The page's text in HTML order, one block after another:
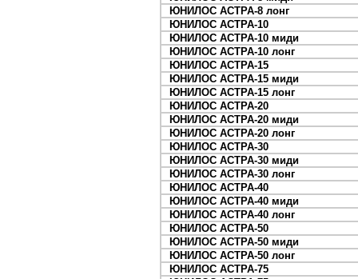
ЮНИЛОС АСТРА-8 лонг
ЮНИЛОС АСТРА-10
ЮНИЛОС АСТРА-10 миди
ЮНИЛОС АСТРА-10 лонг
ЮНИЛОС АСТРА-15
ЮНИЛОС АСТРА-15 миди
ЮНИЛОС АСТРА-15 лонг
ЮНИЛОС АСТРА-20
ЮНИЛОС АСТРА-20 миди
ЮНИЛОС АСТРА-20 лонг
ЮНИЛОС АСТРА-30
ЮНИЛОС АСТРА-30 миди
ЮНИЛОС АСТРА-30 лонг
ЮНИЛОС АСТРА-40
ЮНИЛОС АСТРА-40 миди
ЮНИЛОС АСТРА-40 лонг
ЮНИЛОС АСТРА-50
ЮНИЛОС АСТРА-50 миди
ЮНИЛОС АСТРА-50 лонг
ЮНИЛОС АСТРА-75